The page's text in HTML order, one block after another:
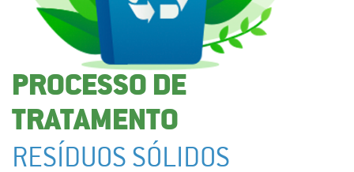
PROCESSO DE
TRATAMENTO
RESÍDUOS SÓLIDOS